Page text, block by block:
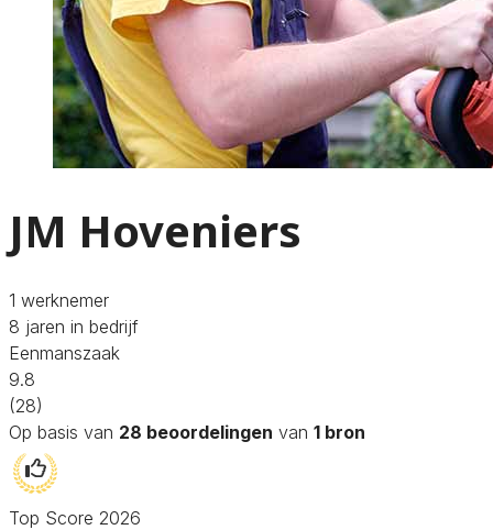
JM Hoveniers
1 werknemer
8 jaren in bedrijf
Eenmanszaak
9.8
(28)
Op basis van 28 beoordelingen van 1 bron
Top Score 2026